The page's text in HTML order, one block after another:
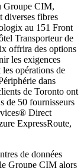
Groupe CIM,
diverses fibres
au 151 Front
Transporteur de
offrira des options
les exigences
opérations de
dans
de Toronto ont
de 50 fournisseurs
Direct
ExpressRoute,
de données
Groupe CIM alors